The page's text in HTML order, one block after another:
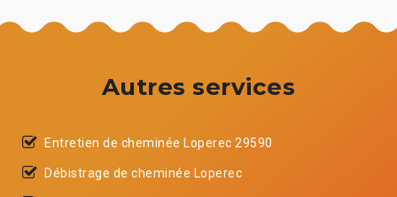
Autres services
Entretien de cheminée Loperec 29590
Débistrage de cheminée Loperec